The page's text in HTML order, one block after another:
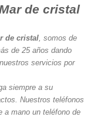
de cristal
de cristal , somos de
de 25 años dando
servicios por
siempre a su
Nuestros teléfonos
a mano un teléfono de